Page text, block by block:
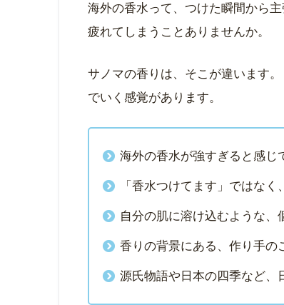
海外の香水って、つけた瞬間から
疲れてしまうことありませんか。
サノマの香りは、そこが違います
でいく感覚があります。
海外の香水が強すぎると感じ
「香水つけてます」ではな
自分の肌に溶け込むような
香りの背景にある、作り手の
源氏物語や日本の四季など、